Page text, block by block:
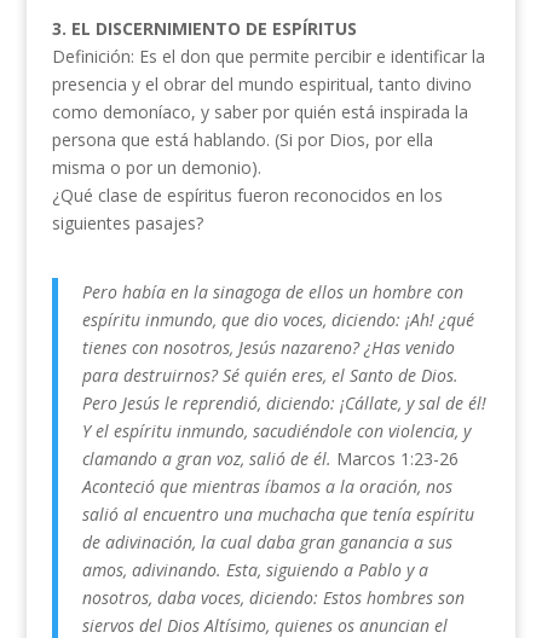
3. EL DISCERNIMIENTO DE ESPÍRITUS
Definición: Es el don que permite percibir e identificar la
presencia y el obrar del mundo espiritual, tanto divino
como demoníaco, y saber por quién está inspirada la
persona que está hablando. (Si por Dios, por ella
misma o por un demonio).
¿Qué clase de espíritus fueron reconocidos en los
siguientes pasajes?
Pero había en la sinagoga de ellos un hombre con
espíritu inmundo, que dio voces, diciendo: ¡Ah! ¿qué
tienes con nosotros, Jesús nazareno? ¿Has venido
para destruirnos? Sé quién eres, el Santo de Dios.
Pero Jesús le reprendió, diciendo: ¡Cállate, y sal de él!
Y el espíritu inmundo, sacudiéndole con violencia, y
clamando a gran voz, salió de él. Marcos 1:23-26
Aconteció que mientras íbamos a la oración, nos
salió al encuentro una muchacha que tenía espíritu
de adivinación, la cual daba gran ganancia a sus
amos, adivinando. Esta, siguiendo a Pablo y a
nosotros, daba voces, diciendo: Estos hombres son
siervos del Dios Altísimo, quienes os anuncian el